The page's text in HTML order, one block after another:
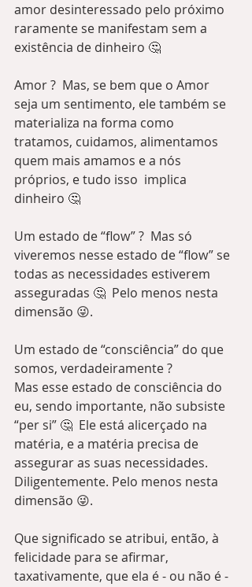
amor desinteressado pelo próximo
raramente se manifestam sem a
existência de dinheiro 🤔
Amor ?  Mas, se bem que o Amor
seja um sentimento, ele também se
materializa na forma como
tratamos, cuidamos, alimentamos
quem mais amamos e a nós
próprios, e tudo isso  implica
dinheiro 🤔
Um estado de “flow” ?  Mas só
viveremos nesse estado de “flow” se
todas as necessidades estiverem
asseguradas 🤔  Pelo menos nesta
dimensão 😜.
Um estado de “consciência” do que
somos, verdadeiramente ?
Mas esse estado de consciência do
eu, sendo importante, não subsiste
“per si” 🤔  Ele está alicerçado na
matéria, e a matéria precisa de
assegurar as suas necessidades.
Diligentemente. Pelo menos nesta
dimensão 😜.
Que significado se atribui, então, à
felicidade para se afirmar,
taxativamente, que ela é - ou não é -